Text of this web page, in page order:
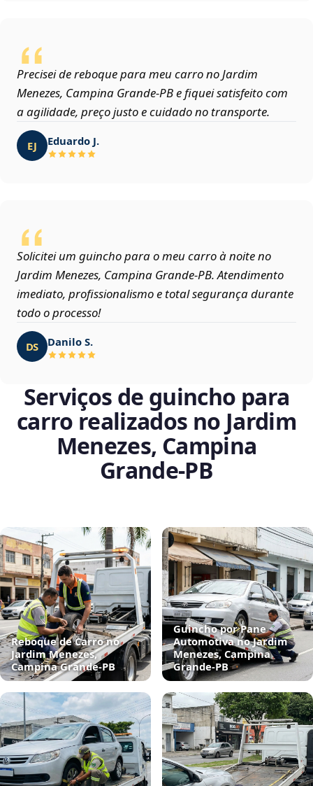
Precisei de reboque para meu carro no Jardim
Menezes, Campina Grande‑PB e fiquei satisfeito com
a agilidade, preço justo e cuidado no transporte.
EJ Eduardo J.
Solicitei um guincho para o meu carro à noite no
Jardim Menezes, Campina Grande‑PB. Atendimento
imediato, profissionalismo e total segurança durante
todo o processo!
DS Danilo S.
Serviços de guincho para
carro realizados no Jardim
Menezes, Campina
Grande‑PB
Reboque de Carro no
Jardim Menezes,
Campina Grande‑PB
Guincho por Pane
Automotiva no Jardim
Menezes, Campina
Grande‑PB